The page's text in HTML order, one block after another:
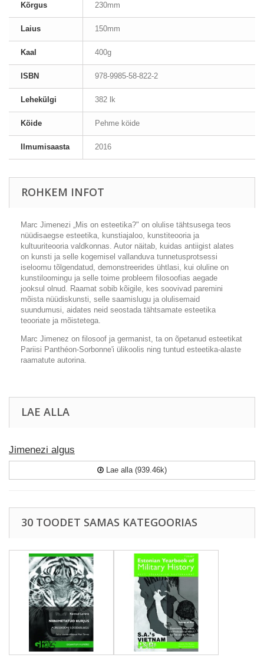
Kõrgus 230mm
Laius 150mm
Kaal 400g
ISBN 978-9985-58-822-2
Lehekülgi 382 lk
Köide Pehme köide
Ilmumisaasta 2016
ROHKEM INFOT
Marc Jimenezi „Mis on esteetika?" on olulise tähtsusega teos
nüüdisaegse esteetika, kunstiajaloo, kunstiteooria ja
kultuuriteooria valdkonnas. Autor näitab, kuidas antiigist alates
on kunsti ja selle kogemisel vallanduva tunnetusprotsessi
iseloomu tõlgendatud, demonstreerides ühtlasi, kui oluline on
kunstiloomingu ja selle toime probleem filosoofias aegade
jooksul olnud. Raamat sobib kõigile, kes soovivad paremini
mõista nüüdiskunsti, selle saamislugu ja olulisemaid
suundumusi, aidates neid seostada tähtsamate esteetika
teooriate ja mõistetega.
Marc Jimenez on filosoof ja germanist, ta on õpetanud esteetikat
Pariisi Panthéon-Sorbonne'i ülikoolis ning tuntud esteetika-alaste
raamatute autorina.
LAE ALLA
Jimenezi algus
Lae alla (939.46k)
30 TOODET SAMAS KATEGOORIAS